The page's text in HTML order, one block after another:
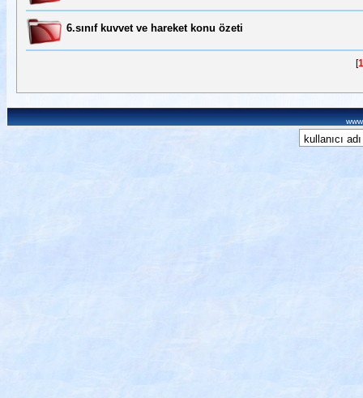
6.sınıf kuvvet ve hareket konu özeti
[1